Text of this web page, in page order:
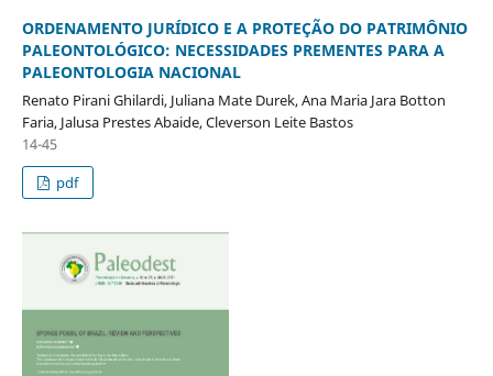
ORDENAMENTO JURÍDICO E A PROTEÇÃO DO PATRIMÔNIO
PALEONTOLÓGICO: NECESSIDADES PREMENTES PARA A
PALEONTOLOGIA NACIONAL
Renato Pirani Ghilardi, Juliana Mate Durek, Ana Maria Jara Botton
Faria, Jalusa Prestes Abaide, Cleverson Leite Bastos
14-45
pdf